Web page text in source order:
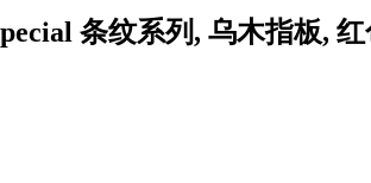
条纹系列, 乌木指板,